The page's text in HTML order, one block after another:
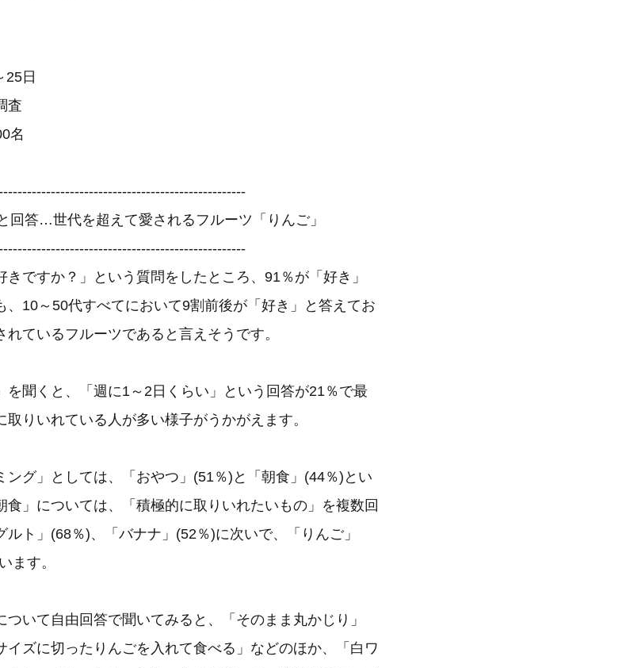
25日
査
名
回答…世代を超えて愛されるフルーツ「りんご」
ですか？」という質問をしたところ、91％が「好き」
、10～50代すべてにおいて9割前後が「好き」と答えてお
ているフルーツであると言えそうです。
を聞くと、「週に1～2日くらい」という回答が21％で最
りいれている人が多い様子がうかがえます。
ング」としては、「おやつ」(51％)と「朝食」(44％)とい
食」については、「積極的に取りいれたいもの」を複数回
ト」(68％)、「バナナ」(52％)に次いで、「りんご」
ます。
いて自由回答で聞いてみると、「そのまま丸かじり」
イズに切ったりんごを入れて食べる」などのほか、「白ワ